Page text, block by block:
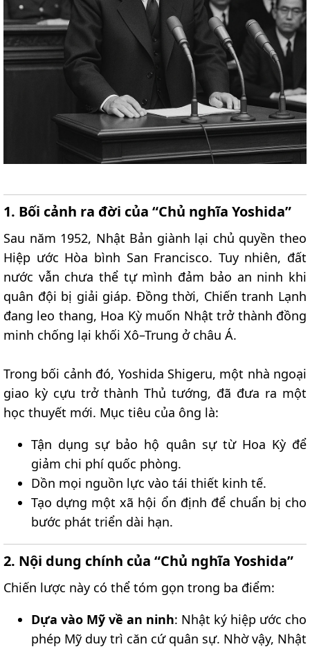
1. Bối cảnh ra đời của “Chủ nghĩa Yoshida”​
Sau năm 1952, Nhật Bản giành lại chủ quyền theo
Hiệp ước Hòa bình San Francisco. Tuy nhiên, đất
nước vẫn chưa thể tự mình đảm bảo an ninh khi
quân đội bị giải giáp. Đồng thời, Chiến tranh Lạnh
đang leo thang, Hoa Kỳ muốn Nhật trở thành đồng
minh chống lại khối Xô–Trung ở châu Á.
Trong bối cảnh đó, Yoshida Shigeru, một nhà ngoại
giao kỳ cựu trở thành Thủ tướng, đã đưa ra một
học thuyết mới. Mục tiêu của ông là:
Tận dụng sự bảo hộ quân sự từ Hoa Kỳ để
giảm chi phí quốc phòng.
Dồn mọi nguồn lực vào tái thiết kinh tế.
Tạo dựng một xã hội ổn định để chuẩn bị cho
bước phát triển dài hạn.
2. Nội dung chính của “Chủ nghĩa Yoshida”​
Chiến lược này có thể tóm gọn trong ba điểm:
Dựa vào Mỹ về an ninh: Nhật ký hiệp ước cho
phép Mỹ duy trì căn cứ quân sự. Nhờ vậy, Nhật